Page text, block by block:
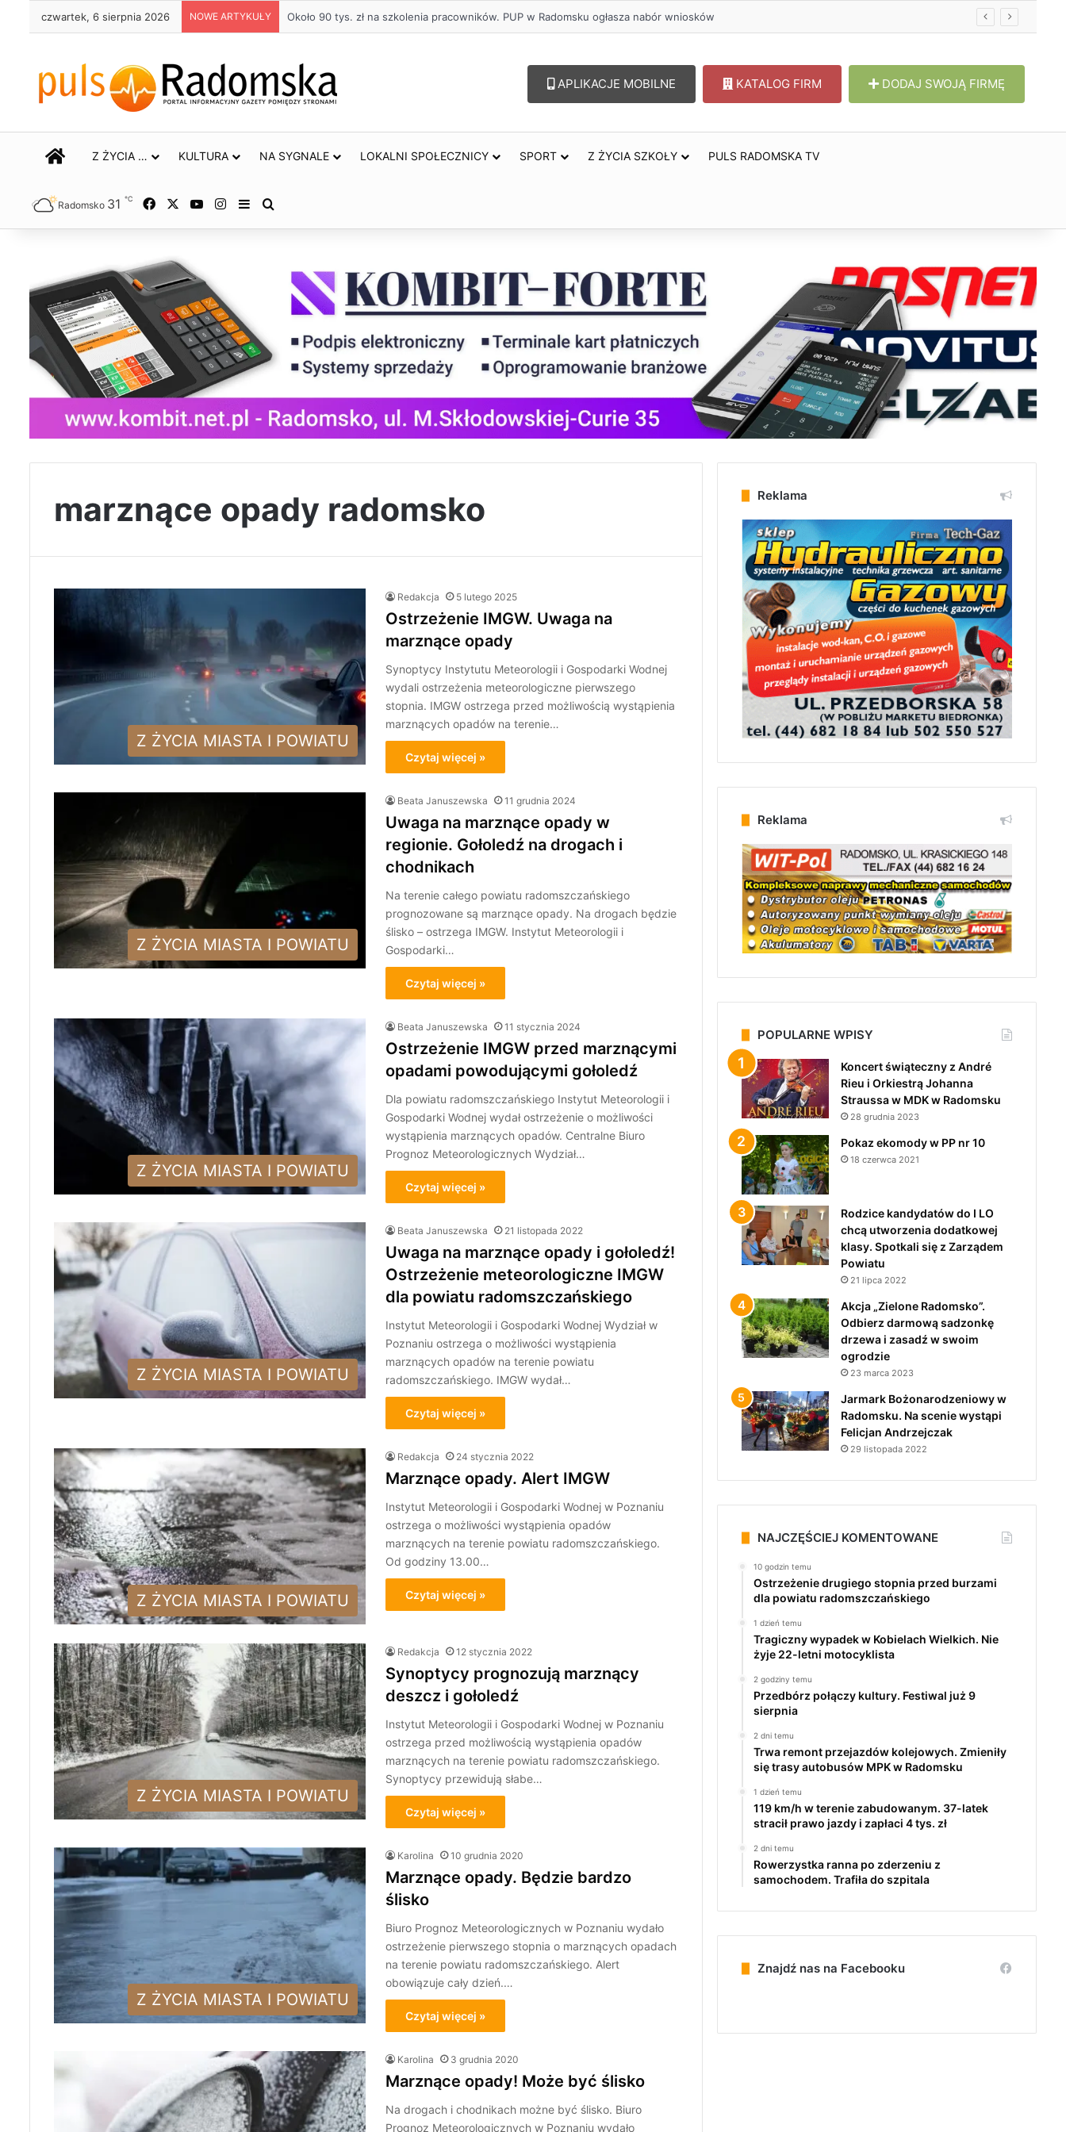
czwartek, 6 sierpnia 2026 NOWE ARTYKUŁY Około 90 tys. zł na szkolenia pracowników. PUP w Radomsku ogłasza nabór wniosków
APLIKACJE MOBILNE KATALOG FIRM DODAJ SWOJĄ FIRMĘ
STRONA GŁÓWNA
Z ŻYCIA … KULTURA NA SYGNALE LOKALNI SPOŁECZNICY SPORT Z ŻYCIA SZKOŁY PULS RADOMSKA TV
Radomsko 31 ℃ Facebook YouTubeInstagram
Sidebar
marznące opady radomsko
Z ŻYCIA MIASTA I POWIATU
Redakcja 5 lutego 2025
Ostrzeżenie IMGW. Uwaga na
marznące opady
Synoptycy Instytutu Meteorologii i Gospodarki Wodnej
wydali ostrzeżenia meteorologiczne pierwszego
stopnia. IMGW ostrzega przed możliwością wystąpienia
marznących opadów na terenie…
Czytaj więcej »
Z ŻYCIA MIASTA I POWIATU
Beata Januszewska 11 grudnia 2024
Uwaga na marznące opady w
regionie. Gołoledź na drogach i
chodnikach
Na terenie całego powiatu radomszczańskiego
prognozowane są marznące opady. Na drogach będzie
ślisko – ostrzega IMGW. Instytut Meteorologii i
Gospodarki…
Czytaj więcej »
Z ŻYCIA MIASTA I POWIATU
Beata Januszewska 11 stycznia 2024
Ostrzeżenie IMGW przed marznącymi
opadami powodującymi gołoledź
Dla powiatu radomszczańskiego Instytut Meteorologii i
Gospodarki Wodnej wydał ostrzeżenie o możliwości
wystąpienia marznących opadów. Centralne Biuro
Prognoz Meteorologicznych Wydział…
Czytaj więcej »
Z ŻYCIA MIASTA I POWIATU
Beata Januszewska 21 listopada 2022
Uwaga na marznące opady i gołoledź!
Ostrzeżenie meteorologiczne IMGW
dla powiatu radomszczańskiego
Instytut Meteorologii i Gospodarki Wodnej Wydział w
Poznaniu ostrzega o możliwości wystąpienia
marznących opadów na terenie powiatu
radomszczańskiego. IMGW wydał…
Czytaj więcej »
Z ŻYCIA MIASTA I POWIATU
Redakcja 24 stycznia 2022
Marznące opady. Alert IMGW
Instytut Meteorologii i Gospodarki Wodnej w Poznaniu
ostrzega o możliwości wystąpienia opadów
marznących na terenie powiatu radomszczańskiego.
Od godziny 13.00…
Czytaj więcej »
Z ŻYCIA MIASTA I POWIATU
Redakcja 12 stycznia 2022
Synoptycy prognozują marznący
deszcz i gołoledź
Instytut Meteorologii i Gospodarki Wodnej w Poznaniu
ostrzega przed możliwością wystąpienia opadów
marznących na terenie powiatu radomszczańskiego.
Synoptycy przewidują słabe…
Czytaj więcej »
Z ŻYCIA MIASTA I POWIATU
Karolina 10 grudnia 2020
Marznące opady. Będzie bardzo
ślisko
Biuro Prognoz Meteorologicznych w Poznaniu wydało
ostrzeżenie pierwszego stopnia o marznących opadach
na terenie powiatu radomszczańskiego. Alert
obowiązuje cały dzień.…
Czytaj więcej »
Karolina 3 grudnia 2020
Marznące opady! Może być ślisko
Na drogach i chodnikach możne być ślisko. Biuro
Prognoz Meteorologicznych w Poznaniu wydało
Reklama
Reklama
POPULARNE WPISY
Koncert świąteczny z André
Rieu i Orkiestrą Johanna
Straussa w MDK w Radomsku
28 grudnia 2023
Pokaz ekomody w PP nr 10
18 czerwca 2021
Rodzice kandydatów do I LO
chcą utworzenia dodatkowej
klasy. Spotkali się z Zarządem
Powiatu
21 lipca 2022
Akcja „Zielone Radomsko”.
Odbierz darmową sadzonkę
drzewa i zasadź w swoim
ogrodzie
23 marca 2023
Jarmark Bożonarodzeniowy w
Radomsku. Na scenie wystąpi
Felicjan Andrzejczak
29 listopada 2022
NAJCZĘŚCIEJ KOMENTOWANE
10 godzin temu
Ostrzeżenie drugiego stopnia przed burzami
dla powiatu radomszczańskiego
1 dzień temu
Tragiczny wypadek w Kobielach Wielkich. Nie
żyje 22-letni motocyklista
2 godziny temu
Przedbórz połączy kultury. Festiwal już 9
sierpnia
2 dni temu
Trwa remont przejazdów kolejowych. Zmieniły
się trasy autobusów MPK w Radomsku
1 dzień temu
119 km/h w terenie zabudowanym. 37-latek
stracił prawo jazdy i zapłaci 4 tys. zł
2 dni temu
Rowerzystka ranna po zderzeniu z
samochodem. Trafiła do szpitala
Znajdź nas na Facebooku